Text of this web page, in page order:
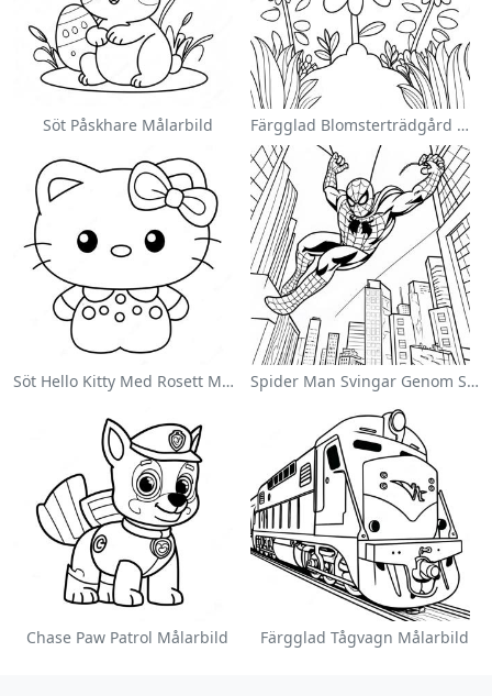
Söt Påskhare Målarbild Färgglad Blomsterträdgård Målarbild
Söt Hello Kitty Med Rosett Målarbild Spider Man Svingar Genom Staden Målarbild
Chase Paw Patrol Målarbild Färgglad Tågvagn Målarbild